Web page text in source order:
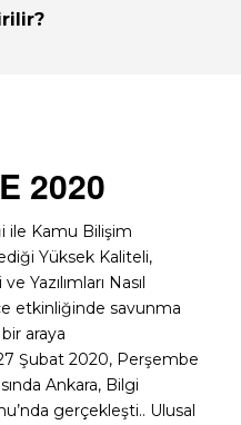
2020
ile Kamu Bilişim
Yüksek Kaliteli,
Yazılımları Nasıl
etkinliğinde savunma
araya
Şubat 2020, Perşembe
Ankara, Bilgi
gerçekleşti.. Ulusal